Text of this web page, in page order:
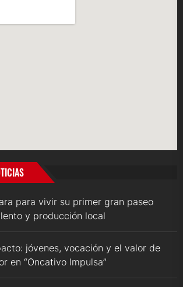
para vivir su primer gran paseo
y producción local
jóvenes, vocación y el valor de
en “Oncativo Impulsa”